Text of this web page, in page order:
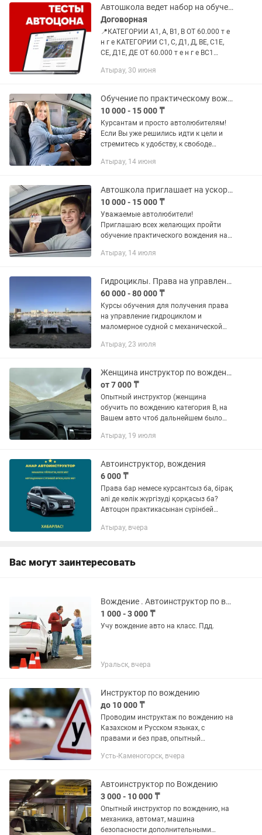
Автошкола ведет набор на обучение
Договорная
📍КАТЕГОРИИ А1, А, В1, В ОТ 60.000 т е
н г е КАТЕГОРИИ С1, С, Д1, Д, ВЕ, С1Е,
СЕ, Д1Е, ДЕ ОТ 60.000 т е н г е ВС1
экзамена в АВТОЦОНЕ 8.990 т е н г...
Атырау, 30 июня
Обучение по практическому вождению на механике.
10 000 - 15 000 ₸
Курсантам и просто автолюбителям!
Если Вы уже решились идти к цели и
стремитесь к удобству, к свободе
общественного транспорта и его
Атырау, 14 июня
Автошкола приглашает на ускоренное обучение на все категории
10 000 - 15 000 ₸
Уважаемые автолюбители!
Приглашаю всех желающих пройти
обучение практического вождения на
с опытными инструкторами по городу,
Атырау, 14 июля
Гидроциклы. Права на управление гидроциклом. Курсы
60 000 - 80 000 ₸
Курсы обучения для получения права
на управление гидроциклом и
маломерное судной с механической
онлайн дистанционно без отрыва от
Атырау, 23 июля
Женщина инструктор по вождению для прекрасных дам
от 7 000 ₸
Опытный инструктор (женщина
обучить по вождению категория В, на
Вашем авто чтоб дальнейшем было
часов и выше беру на занятие. Только
Атырау, 19 июля
Автоинструктор, вождения
6 000 ₸
Права бар немесе курсантсыз ба, бірақ
әлі де көлік жүргізуді қорқасыз ба?
Автоцон практикасынан сүрінбей
парковка Параллель парковка 90°
Атырау, вчера
Вас могут заинтересовать
Вождение . Автоинструктор по вождению. И ПДД. В краткий срок
1 000 - 3 000 ₸
Учу вождение авто на класс. Пдд.
Уральск, вчера
Инструктор по вождению
до 10 000 ₸
Проводим инструктаж по вождению на
Казахском и Русском языках, с
правами и без прав, опытный
оборудованном авто марки Део Матиз,
Более...
Усть-Каменогорск, вчера
Автоинструктор по Вождению
3 000 - 10 000 ₸
Опытный инструктор по вождению, на
механика, автомат, машина
безопасности дополнительными